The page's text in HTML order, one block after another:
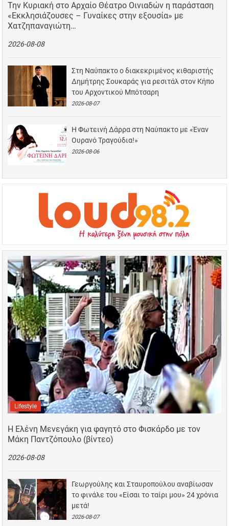
Την Κυριακή στο Αρχαίο Θέατρο Οινιαδών η παράσταση
«Εκκλησιάζουσες – Γυναίκες στην εξουσία» με
Χατζηπαναγιώτη…
2026-08-08
Στη Ναύπακτο ο διακεκριμένος κιθαριστής
Δημήτρης Σουκαράς για ρεσιτάλ στον Κήπο
του Αρχοντικού Μπότσαρη
2026-08-07
Η Φωτεινή Δάρρα στη Ναύπακτο με «Έναν
Ουρανό Τραγούδια!»
2026-08-06
Lifestyle
Η Ελένη Μενεγάκη για φαγητό στο Φισκάρδο με τον
Μάκη Παντζόπουλο (βίντεο)
2026-08-08
Γεωργούλης και Σταυροπούλου αναβίωσαν
το φινάλε του «Είσαι το ταίρι μου» 24 χρόνια
μετά!
2026-08-07